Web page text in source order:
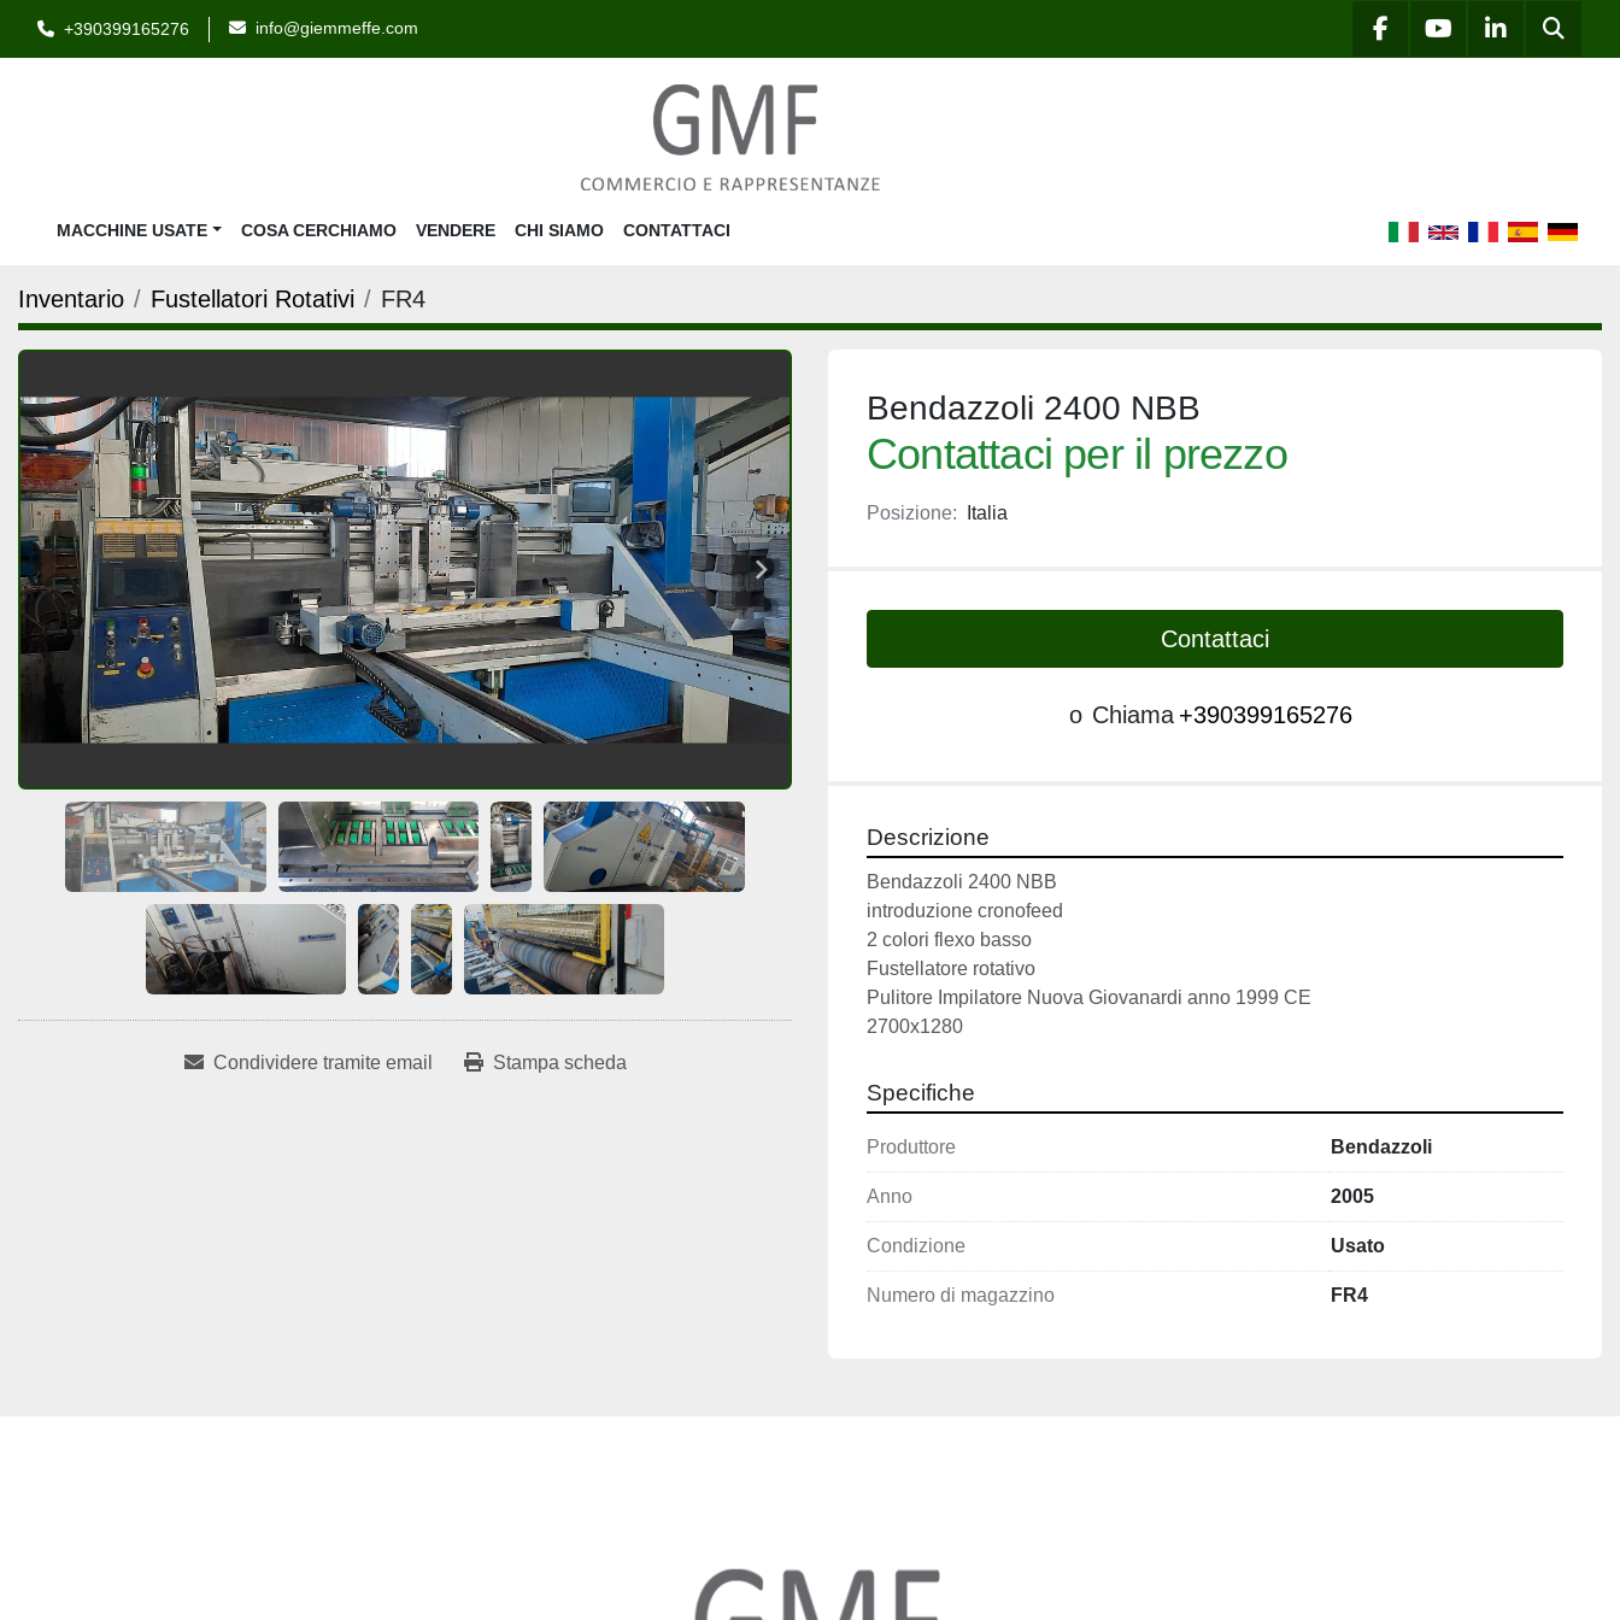
+390399165276 info@giemmeffe.com
facebookyoutubelinkedinCerca
MACCHINE USATE COSA CERCHIAMO VENDERE CHI SIAMO CONTATTACI
Inventario Fustellatori Rotativi FR4
Condividere tramite email Stampa scheda
Bendazzoli 2400 NBB
Contattaci per il prezzo
Posizione: Italia
Contattaci
o Chiama +390399165276
Descrizione
Bendazzoli 2400 NBB
introduzione cronofeed
2 colori flexo basso
Fustellatore rotativo
Pulitore Impilatore Nuova Giovanardi anno 1999 CE
2700x1280
Specifiche
Produttore Bendazzoli
Anno 2005
Condizione Usato
Numero di magazzino FR4